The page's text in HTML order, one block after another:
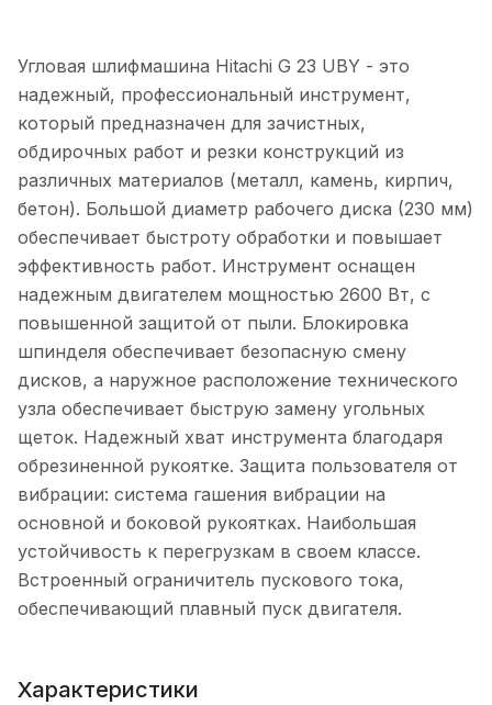
Угловая шлифмашина Hitachi G 23 UBY - это
надежный, профессиональный инструмент,
который предназначен для зачистных,
обдирочных работ и резки конструкций из
различных материалов (металл, камень, кирпич,
бетон). Большой диаметр рабочего диска (230 мм)
обеспечивает быстроту обработки и повышает
эффективность работ. Инструмент оснащен
надежным двигателем мощностью 2600 Вт, с
повышенной защитой от пыли. Блокировка
шпинделя обеспечивает безопасную смену
дисков, а наружное расположение технического
узла обеспечивает быструю замену угольных
щеток. Надежный хват инструмента благодаря
обрезиненной рукоятке. Защита пользователя от
вибрации: система гашения вибрации на
основной и боковой рукоятках. Наибольшая
устойчивость к перегрузкам в своем классе.
Встроенный ограничитель пускового тока,
обеспечивающий плавный пуск двигателя.
Характеристики